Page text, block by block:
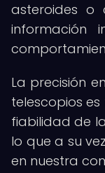
asteroides o
información
La precisión
telescopios
fiabilidad de
lo que a su
en nuestra